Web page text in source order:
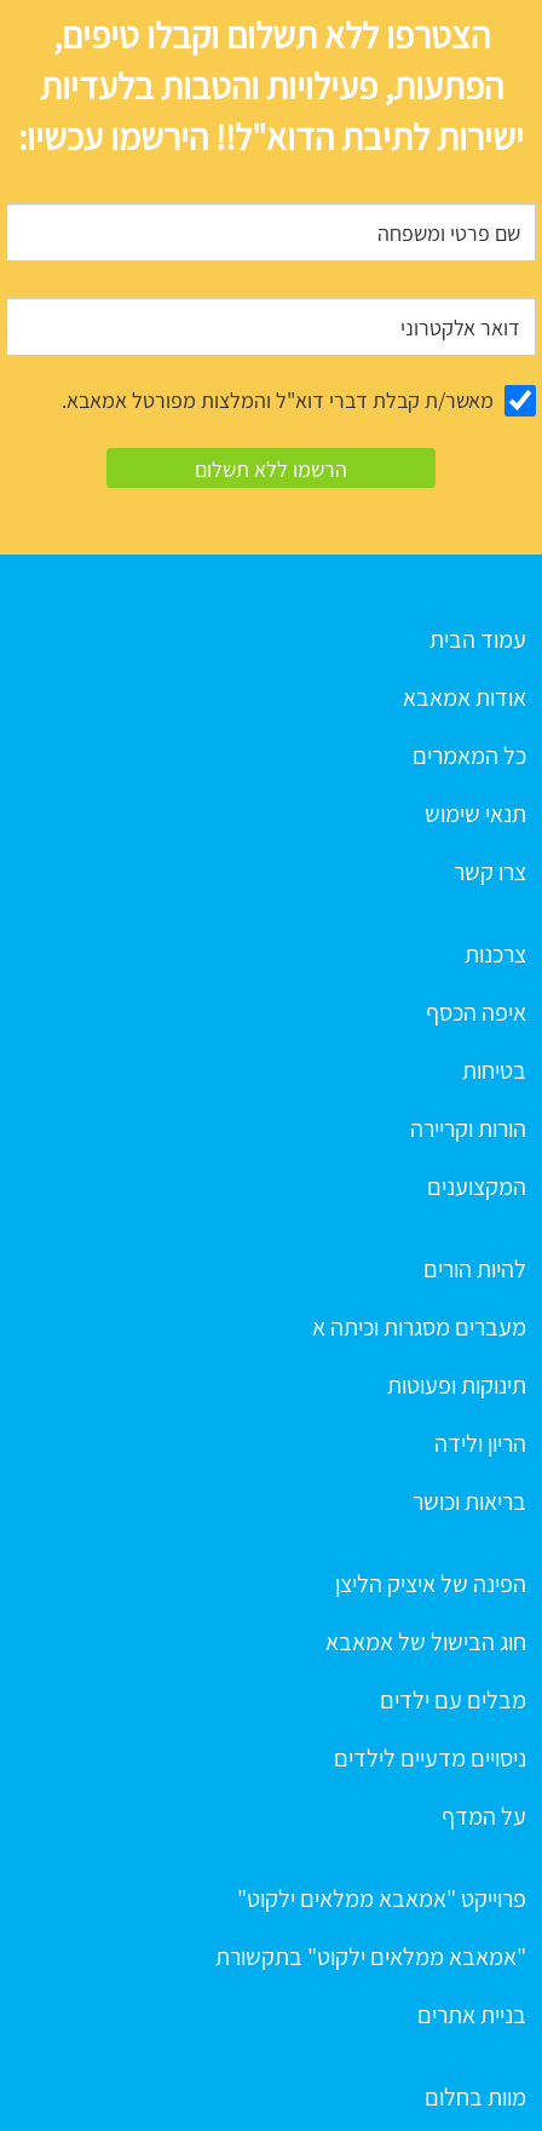
הצטרפו ללא תשלום וקבלו טיפים,
הפתעות, פעילויות והטבות בלעדיות
ישירות לתיבת הדוא"ל!! הירשמו עכשיו:
מאשר/ת קבלת דברי דוא"ל והמלצות מפורטל אמאבא.
עמוד הבית
אודות אמאבא
כל המאמרים
תנאי שימוש
צרו קשר
צרכנות
איפה הכסף
בטיחות
הורות וקריירה
המקצוענים
להיות הורים
מעברים מסגרות וכיתה א
תינוקות ופעוטות
הריון ולידה
בריאות וכושר
הפינה של איציק הליצן
חוג הבישול של אמאבא
מבלים עם ילדים
ניסויים מדעיים לילדים
על המדף
פרוייקט "אמאבא ממלאים ילקוט"
"אמאבא ממלאים ילקוט" בתקשורת
בניית אתרים
מוות בחלום